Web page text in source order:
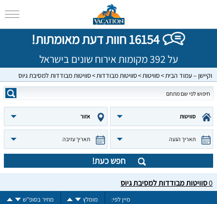
16154 חוות דעת מאומתות!
על 392 מקומות אירוח שונים בישראל
וקיישן – עמוד הבית סוויטות סוויטות מבודדות סוויטות מבודדות למסיבת גיוס
סוויטות אזור
תאריך הגעה תאריך עזיבה
חפש כעת!
0סוויטות מבודדות למסיבת גיוס
מיין לפי: מומלץ מחיר בסופ"ש